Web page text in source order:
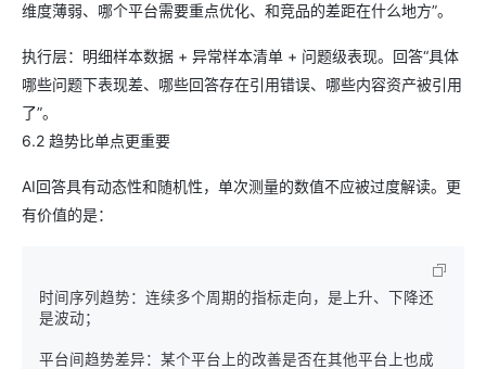
维度薄弱、哪个平台需要重点优化、和竞品的差距在什么地方”。
执行层：明细样本数据 + 异常样本清单 + 问题级表现。回答“具体
哪些问题下表现差、哪些回答存在引用错误、哪些内容资产被引用
了”。
6.2 趋势比单点更重要
AI回答具有动态性和随机性，单次测量的数值不应被过度解读。更
有价值的是：
时间序列趋势：连续多个周期的指标走向，是上升、下降还
是波动；
平台间趋势差异：某个平台上的改善是否在其他平台上也成